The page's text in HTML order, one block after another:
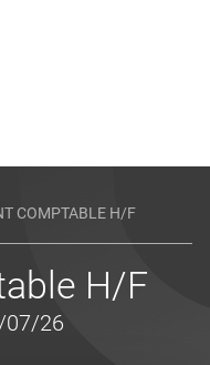
COMPTABLE H/F
H/F
07/26